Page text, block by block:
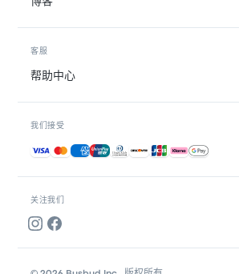
关注我们
客服
帮助中心
我们接受
接受的付款方式